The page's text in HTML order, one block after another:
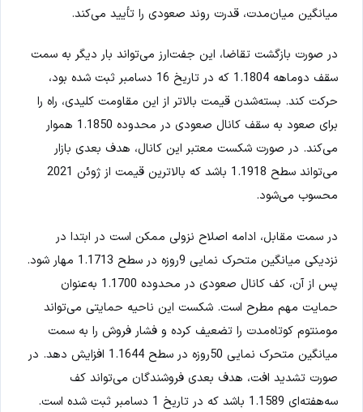
میانگین میان‌مدت، قدرت روند صعودی را تأیید می‌کند.
در صورت بازگشت تقاضا، این جفت‌ارز می‌تواند بار دیگر به سمت
سقف دوماهه 1.1804 که در تاریخ 16 دسامبر ثبت شده بود،
حرکت کند. بسته‌شدن قیمت بالاتر از این مقاومت کلیدی، راه را
برای صعود به سقف کانال صعودی در محدوده 1.1850 هموار
می‌کند. در صورت شکست معتبر این کانال، هدف بعدی بازار
می‌تواند سطح 1.1918 باشد که بالاترین قیمت از ژوئن 2021
محسوب می‌شود.
در سمت مقابل، ادامه اصلاح نزولی ممکن است در ابتدا در
نزدیکی میانگین متحرک نمایی 9روزه در سطح 1.1713 مهار شود.
پس از آن، کف کانال صعودی در محدوده 1.1700 به‌عنوان
حمایت مهم مطرح است. شکست این ناحیه حمایتی می‌تواند
مومنتوم کوتاه‌مدت را تضعیف کرده و فشار فروش را به سمت
میانگین متحرک نمایی 50روزه در سطح 1.1644 افزایش دهد. در
صورت تشدید افت، هدف بعدی فروشندگان می‌تواند کف
سه‌هفته‌ای 1.1589 باشد که در تاریخ 1 دسامبر ثبت شده است.